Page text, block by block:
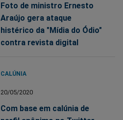
Foto de ministro Ernesto
Araújo gera ataque
histérico da "Mídia do Ódio"
contra revista digital
CALÚNIA
20/05/2020
Com base em calúnia de